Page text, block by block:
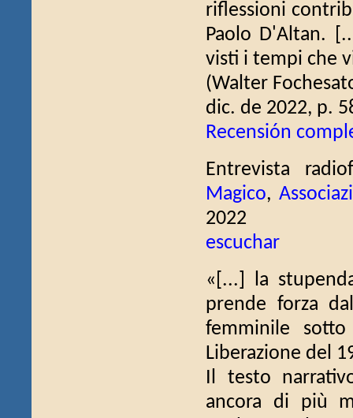
riflessioni
Paolo D'Altan.
visti i tempi che
(Walter
dic. de 2022, p.
Recensión
Entrevista
Magico,
2022
escuchar
«[...] la
prende forza
femminile
Liberazione del
Il testo
ancora di più